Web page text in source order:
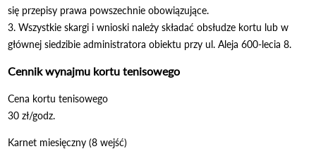
się przepisy prawa powszechnie obowiązujące.
3. Wszystkie skargi i wnioski należy składać obsłudze kortu lub w
głównej siedzibie administratora obiektu przy ul. Aleja 600-lecia 8.
Cennik wynajmu kortu tenisowego
Cena kortu tenisowego
30 zł/godz.
Karnet miesięczny (8 wejść)